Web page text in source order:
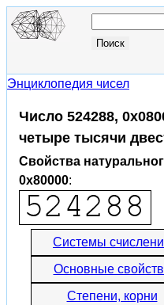
Энциклопедия чисел
Число 524288,
четыре тысячи
Свойства
0x80000:
Системы
Основные
Степени, корни